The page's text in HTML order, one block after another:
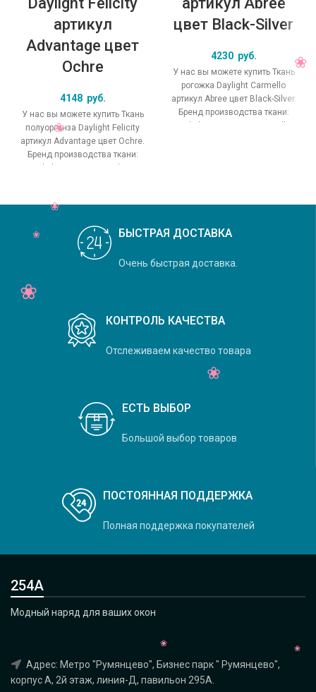
артикул
Advantage цвет
Ochre
4148 руб.
У нас вы можете купить Ткань
полуорганза Daylight Felicity
артикул Advantage цвет Ochre.
Бренд производства ткани:
Daylight, коллекция Felicity,
цвет Black-Silver
4230 руб.
У нас вы можете купить Ткань
рогожка Daylight Carmello
артикул Abree цвет Black-Silver.
Бренд производства ткани:
Daylight, коллекция Carmello,
БЫСТРАЯ ДОСТАВКА
Очень быстрая доставка.
КОНТРОЛЬ КАЧЕСТВА
Отслеживаем качество товара
ЕСТЬ ВЫБОР
Большой выбор товаров
ПОСТОЯННАЯ ПОДДЕРЖКА
Полная поддержка покупателей
254А
Модный наряд для ваших окон
Адрес: Метро "Румянцево", Бизнес парк " Румянцево",
корпус А, 2й этаж, линия-Д, павильон 295A.